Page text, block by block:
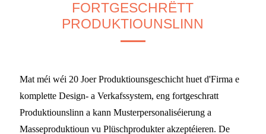
FORTGESCHRËTT
PRODUKTIOUNSLINN
Mat méi wéi 20 Joer Produktiounsgeschicht huet d'Firma e
komplette Design- a Verkafssystem, eng fortgeschratt
Produktiounslinn a kann Musterpersonaliséierung a
Masseproduktioun vu Plüschprodukter akzeptéieren. De